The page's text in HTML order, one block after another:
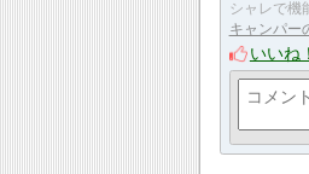
シャレで
キャンパー
いいね